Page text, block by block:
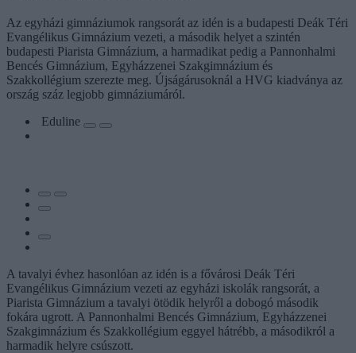
Az egyházi gimnáziumok rangsorát az idén is a budapesti Deák Téri
Evangélikus Gimnázium vezeti, a második helyet a szintén
budapesti Piarista Gimnázium, a harmadikat pedig a Pannonhalmi
Bencés Gimnázium, Egyházzenei Szakgimnázium és
Szakkollégium szerezte meg. Újságárusoknál a HVG kiadványa az
ország száz legjobb gimnáziumáról.
Eduline
A tavalyi évhez hasonlóan az idén is a fővárosi Deák Téri
Evangélikus Gimnázium vezeti az egyházi iskolák rangsorát, a
Piarista Gimnázium a tavalyi ötödik helyről a dobogó második
fokára ugrott. A Pannonhalmi Bencés Gimnázium, Egyházzenei
Szakgimnázium és Szakkollégium eggyel hátrébb, a másodikról a
harmadik helyre csúszott.